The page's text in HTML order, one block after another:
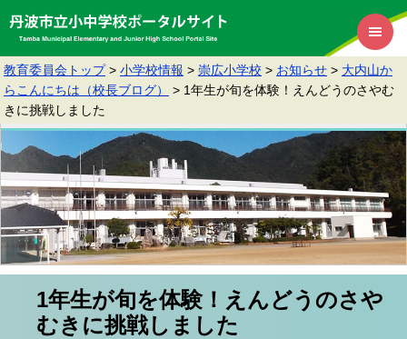
教育委員会トップ > 小学校情報 > 崇広小学校 > お知らせ > 大内山か
らこんにちは（校長ブログ）
> 1年生が旬を体験！えんどうのさやむ
きに挑戦しました
1年生が旬を体験！えんどうのさや
むきに挑戦しました